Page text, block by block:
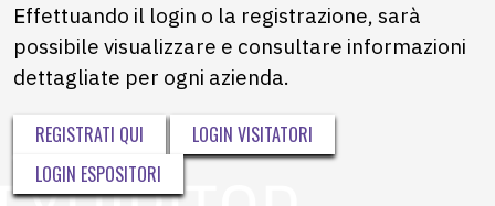
Effettuando il login o la registrazione, sarà
possibile visualizzare e consultare informazioni
dettagliate per ogni azienda.
REGISTRATI QUI
LOGIN VISITATORI
LOGIN ESPOSITORI